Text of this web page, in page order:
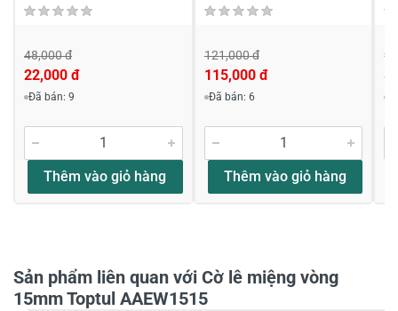
Viết nhận xét về sản phẩm
Đánh giá sao
Tiêu đề của nhận xét *
48,000 đ
22,000 đ
Đã bán: 9
Thêm vào giỏ hàng
121,000 đ
115,000 đ
Đã bán: 6
Thêm vào giỏ hàng
Sản phẩm liên quan với Cờ lê miệng vòng
15mm Toptul AAEW1515